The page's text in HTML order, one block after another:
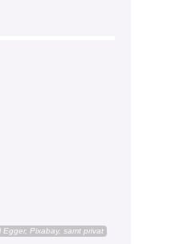
Egger, Pixabay, samt privat